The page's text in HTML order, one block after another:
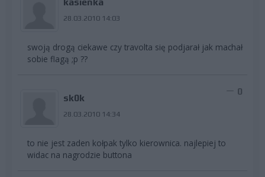
28.03.2010 14:03
swoją drogą ciekawe czy travolta się podjarał jak machał
sobie flagą ;p ??
sk0k
28.03.2010 14:34
0
to nie jest zaden kołpak tylko kierownica. najlepiej to
widac na nagrodzie buttona